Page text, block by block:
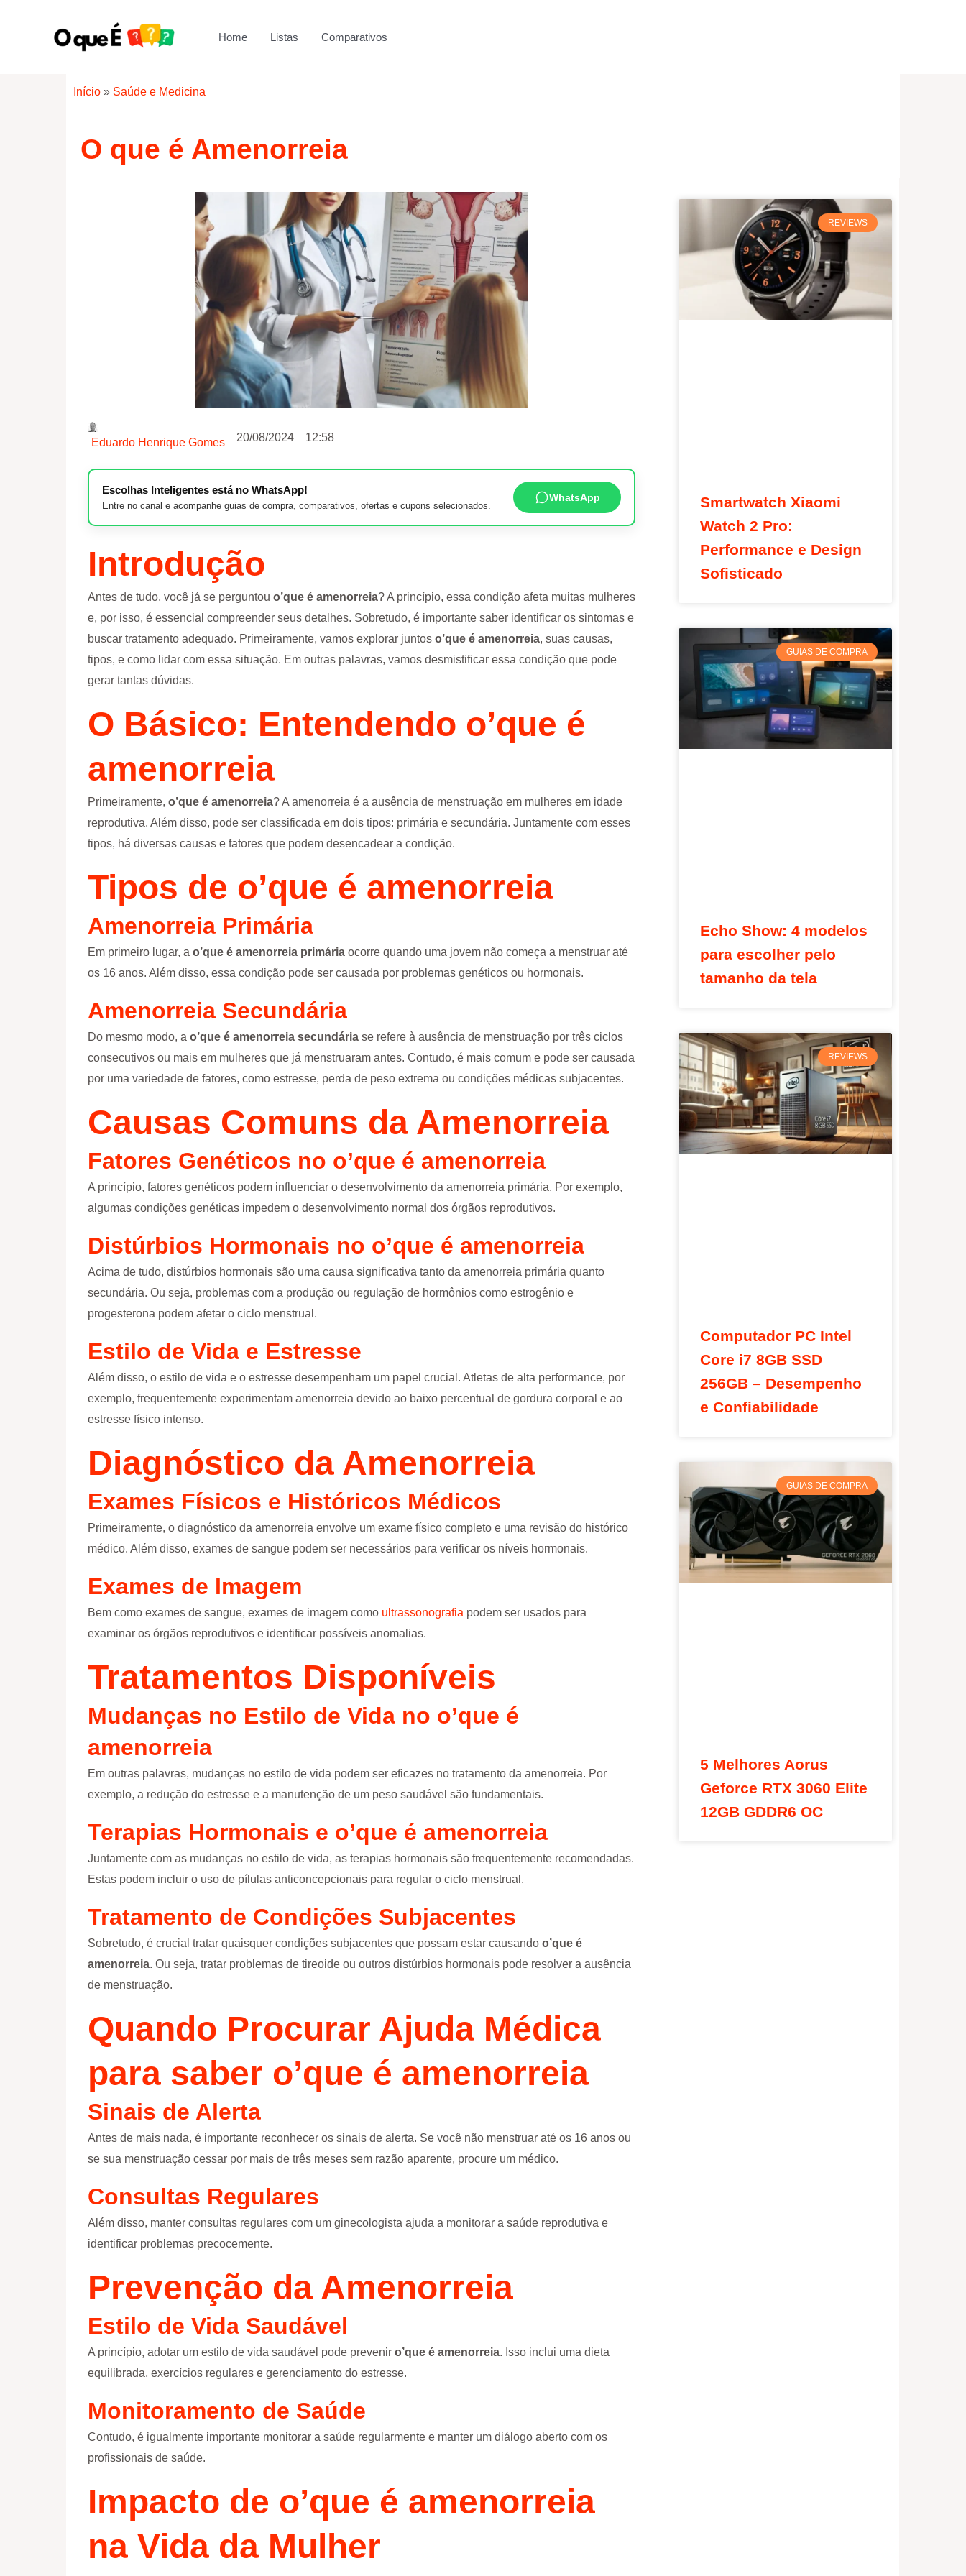
Home Listas Comparativos
Início » Saúde e Medicina
O que é Amenorreia
Eduardo Henrique Gomes 20/08/2024 12:58
Escolhas Inteligentes está no WhatsApp!
Entre no canal e acompanhe guias de compra, comparativos, ofertas e cupons selecionados.
WhatsApp
Introdução
Antes de tudo, você já se perguntou o’que é amenorreia? A princípio, essa condição afeta muitas mulheres
e, por isso, é essencial compreender seus detalhes. Sobretudo, é importante saber identificar os sintomas e
buscar tratamento adequado. Primeiramente, vamos explorar juntos o’que é amenorreia, suas causas,
tipos, e como lidar com essa situação. Em outras palavras, vamos desmistificar essa condição que pode
gerar tantas dúvidas.
O Básico: Entendendo o’que é
amenorreia
Primeiramente, o’que é amenorreia? A amenorreia é a ausência de menstruação em mulheres em idade
reprodutiva. Além disso, pode ser classificada em dois tipos: primária e secundária. Juntamente com esses
tipos, há diversas causas e fatores que podem desencadear a condição.
Tipos de o’que é amenorreia
Amenorreia Primária
Em primeiro lugar, a o’que é amenorreia primária ocorre quando uma jovem não começa a menstruar até
os 16 anos. Além disso, essa condição pode ser causada por problemas genéticos ou hormonais.
Amenorreia Secundária
Do mesmo modo, a o’que é amenorreia secundária se refere à ausência de menstruação por três ciclos
consecutivos ou mais em mulheres que já menstruaram antes. Contudo, é mais comum e pode ser causada
por uma variedade de fatores, como estresse, perda de peso extrema ou condições médicas subjacentes.
Causas Comuns da Amenorreia
Fatores Genéticos no o’que é amenorreia
A princípio, fatores genéticos podem influenciar o desenvolvimento da amenorreia primária. Por exemplo,
algumas condições genéticas impedem o desenvolvimento normal dos órgãos reprodutivos.
Distúrbios Hormonais no o’que é amenorreia
Acima de tudo, distúrbios hormonais são uma causa significativa tanto da amenorreia primária quanto
secundária. Ou seja, problemas com a produção ou regulação de hormônios como estrogênio e
progesterona podem afetar o ciclo menstrual.
Estilo de Vida e Estresse
Além disso, o estilo de vida e o estresse desempenham um papel crucial. Atletas de alta performance, por
exemplo, frequentemente experimentam amenorreia devido ao baixo percentual de gordura corporal e ao
estresse físico intenso.
Diagnóstico da Amenorreia
Exames Físicos e Históricos Médicos
Primeiramente, o diagnóstico da amenorreia envolve um exame físico completo e uma revisão do histórico
médico. Além disso, exames de sangue podem ser necessários para verificar os níveis hormonais.
Exames de Imagem
Bem como exames de sangue, exames de imagem como ultrassonografia podem ser usados para
examinar os órgãos reprodutivos e identificar possíveis anomalias.
Tratamentos Disponíveis
Mudanças no Estilo de Vida no o’que é
amenorreia
Em outras palavras, mudanças no estilo de vida podem ser eficazes no tratamento da amenorreia. Por
exemplo, a redução do estresse e a manutenção de um peso saudável são fundamentais.
Terapias Hormonais e o’que é amenorreia
Juntamente com as mudanças no estilo de vida, as terapias hormonais são frequentemente recomendadas.
Estas podem incluir o uso de pílulas anticoncepcionais para regular o ciclo menstrual.
Tratamento de Condições Subjacentes
Sobretudo, é crucial tratar quaisquer condições subjacentes que possam estar causando o’que é
amenorreia. Ou seja, tratar problemas de tireoide ou outros distúrbios hormonais pode resolver a ausência
de menstruação.
Quando Procurar Ajuda Médica
para saber o’que é amenorreia
Sinais de Alerta
Antes de mais nada, é importante reconhecer os sinais de alerta. Se você não menstruar até os 16 anos ou
se sua menstruação cessar por mais de três meses sem razão aparente, procure um médico.
Consultas Regulares
Além disso, manter consultas regulares com um ginecologista ajuda a monitorar a saúde reprodutiva e
identificar problemas precocemente.
Prevenção da Amenorreia
Estilo de Vida Saudável
A princípio, adotar um estilo de vida saudável pode prevenir o’que é amenorreia. Isso inclui uma dieta
equilibrada, exercícios regulares e gerenciamento do estresse.
Monitoramento de Saúde
Contudo, é igualmente importante monitorar a saúde regularmente e manter um diálogo aberto com os
profissionais de saúde.
Impacto de o’que é amenorreia
na Vida da Mulher
REVIEWS
Smartwatch Xiaomi
Watch 2 Pro:
Performance e Design
Sofisticado
GUIAS DE COMPRA
Echo Show: 4 modelos
para escolher pelo
tamanho da tela
REVIEWS
Computador PC Intel
Core i7 8GB SSD
256GB – Desempenho
e Confiabilidade
GUIAS DE COMPRA
5 Melhores Aorus
Geforce RTX 3060 Elite
12GB GDDR6 OC